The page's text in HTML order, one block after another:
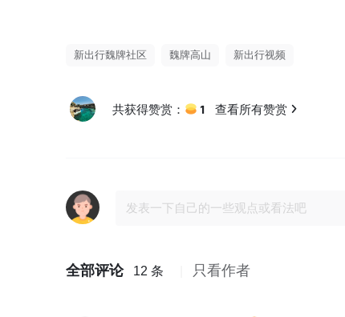
新出行魏牌社区 魏牌高山 新出行视频
共获得赞赏： 1 查看所有赞赏
全部评论 12 条 只看作者